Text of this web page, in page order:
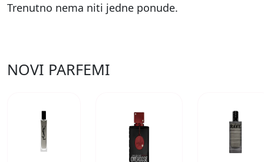
Trenutno nema niti jedne ponude.
NOVI PARFEMI